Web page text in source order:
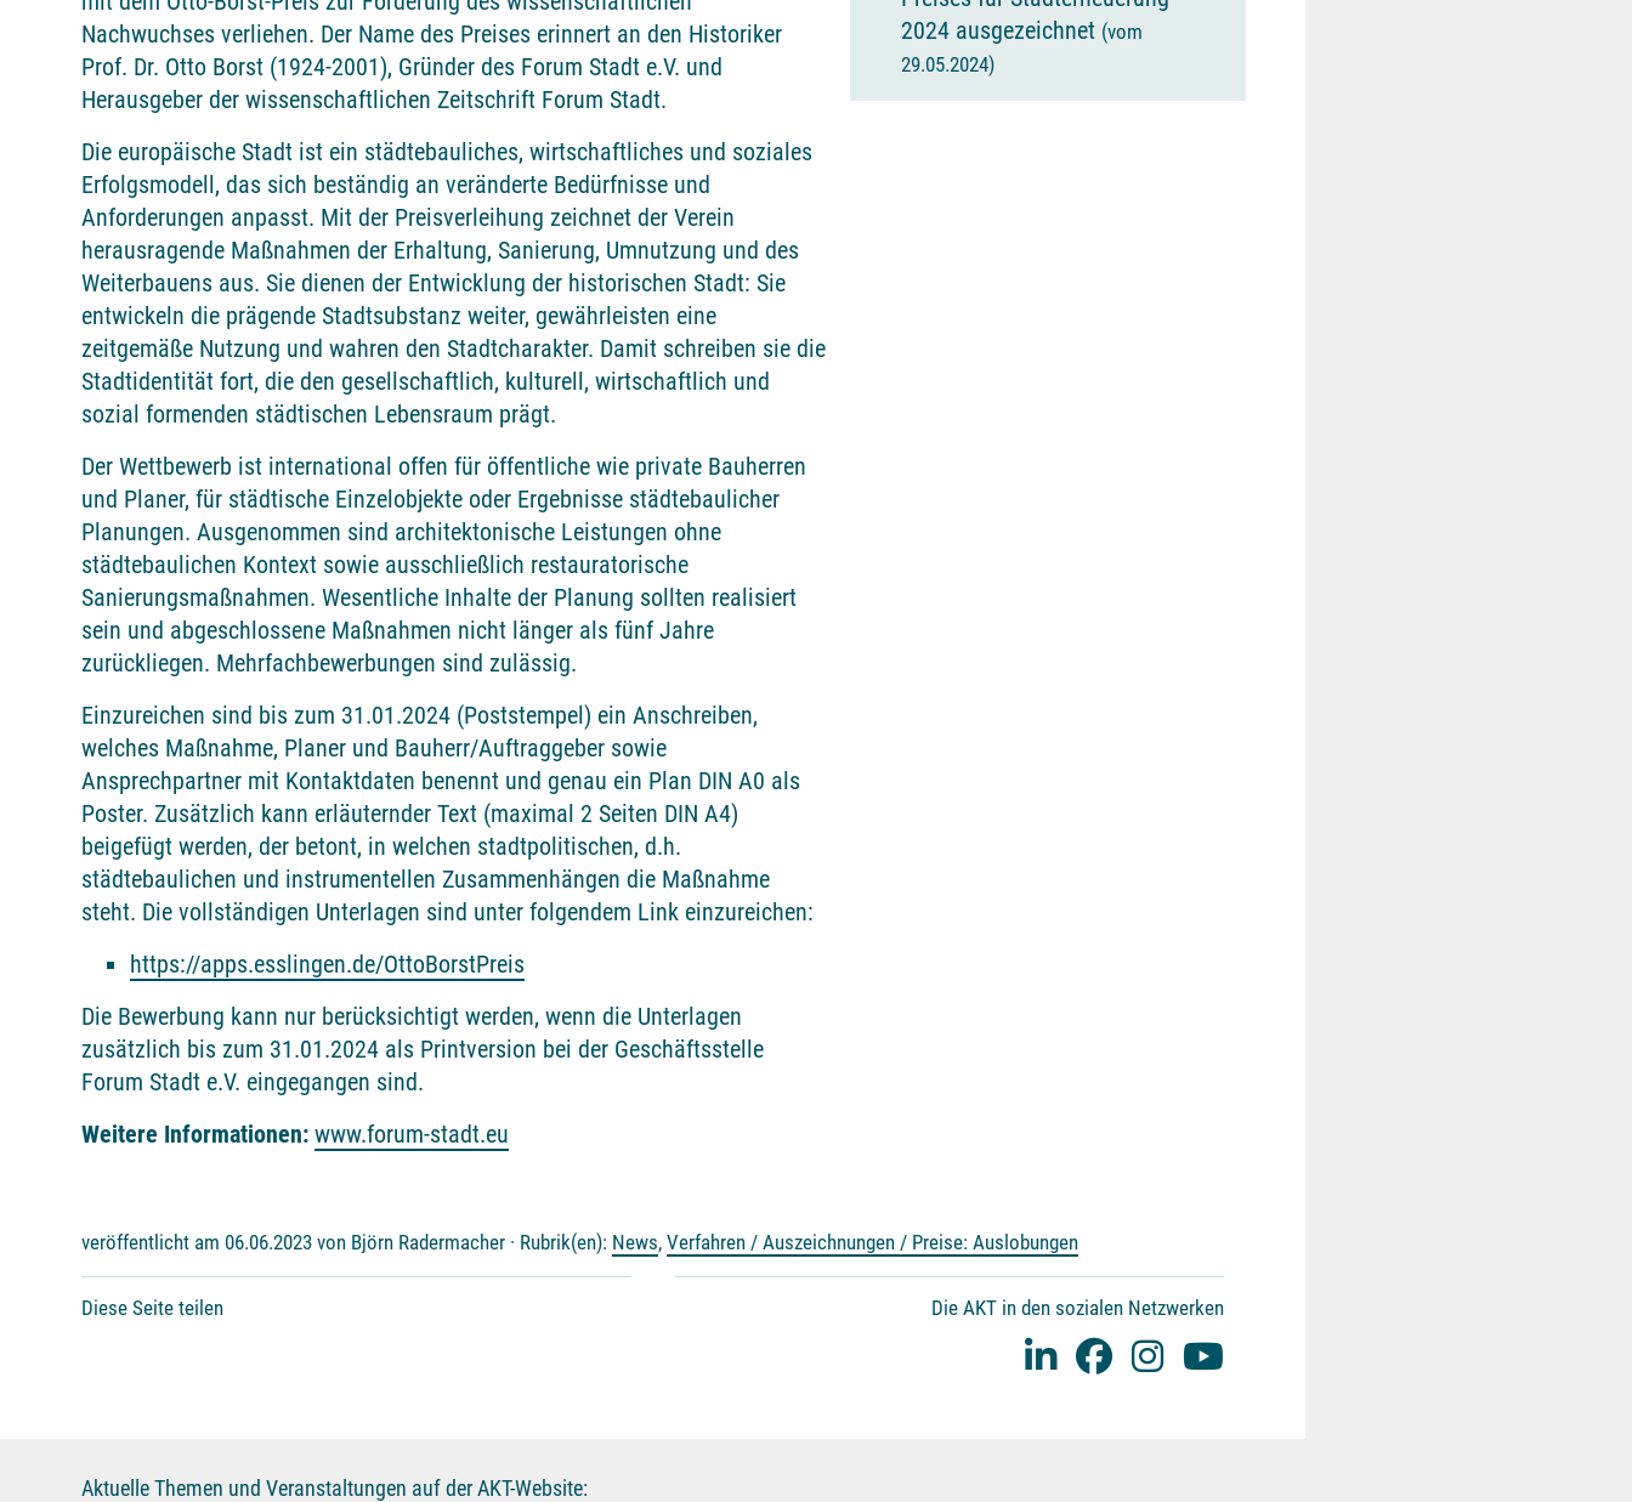
Nachwuchses verliehen. Der Name des Preises erinnert an den Historiker
Prof. Dr. Otto Borst (1924-2001), Gründer des Forum Stadt e.V. und
Herausgeber der wissenschaftlichen Zeitschrift Forum Stadt.
Die europäische Stadt ist ein städtebauliches, wirtschaftliches und soziales
Erfolgsmodell, das sich beständig an veränderte Bedürfnisse und
Anforderungen anpasst. Mit der Preisverleihung zeichnet der Verein
herausragende Maßnahmen der Erhaltung, Sanierung, Umnutzung und des
Weiterbauens aus. Sie dienen der Entwicklung der historischen Stadt: Sie
entwickeln die prägende Stadtsubstanz weiter, gewährleisten eine
zeitgemäße Nutzung und wahren den Stadtcharakter. Damit schreiben sie die
Stadtidentität fort, die den gesellschaftlich, kulturell, wirtschaftlich und
sozial formenden städtischen Lebensraum prägt.
Der Wettbewerb ist international offen für öffentliche wie private Bauherren
und Planer, für städtische Einzelobjekte oder Ergebnisse städtebaulicher
Planungen. Ausgenommen sind architektonische Leistungen ohne
städtebaulichen Kontext sowie ausschließlich restauratorische
Sanierungsmaßnahmen. Wesentliche Inhalte der Planung sollten realisiert
sein und abgeschlossene Maßnahmen nicht länger als fünf Jahre
zurückliegen. Mehrfachbewerbungen sind zulässig.
Einzureichen sind bis zum 31.01.2024 (Poststempel) ein Anschreiben,
welches Maßnahme, Planer und Bauherr/Auftraggeber sowie
Ansprechpartner mit Kontaktdaten benennt und genau ein Plan DIN A0 als
Poster. Zusätzlich kann erläuternder Text (maximal 2 Seiten DIN A4)
beigefügt werden, der betont, in welchen stadtpolitischen, d.h.
städtebaulichen und instrumentellen Zusammenhängen die Maßnahme
steht. Die vollständigen Unterlagen sind unter folgendem Link einzureichen:
https://apps.esslingen.de/OttoBorstPreis
Die Bewerbung kann nur berücksichtigt werden, wenn die Unterlagen
zusätzlich bis zum 31.01.2024 als Printversion bei der Geschäftsstelle
Forum Stadt e.V. eingegangen sind.
Weitere Informationen:www.forum-stadt.eu
2024 ausgezeichnet (vom
29.05.2024)
veröffentlicht am 06.06.2023 von Björn Radermacher · Rubrik(en): News,Verfahren / Auszeichnungen / Preise: Auslobungen
Diese Seite teilen Die AKT in den sozialen Netzwerken
Aktuelle Themen und Veranstaltungen auf der AKT-Website: